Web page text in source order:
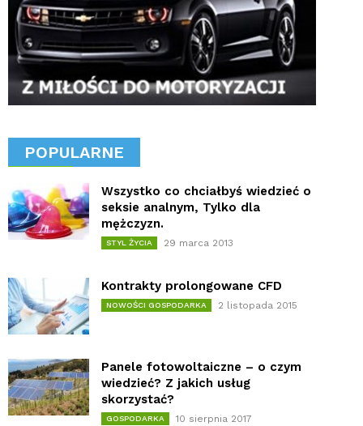
POPULARNE
Wszystko co chciałbyś wiedzieć o
seksie analnym, Tylko dla
mężczyzn.
STYL ŻYCIA 29 marca 2013
Kontrakty prolongowane CFD
NOWOŚCI GOSPODARKA 2 listopada 2015
Panele fotowoltaiczne – o czym
wiedzieć? Z jakich usług
skorzystać?
GOSPODARKA 10 sierpnia 2017